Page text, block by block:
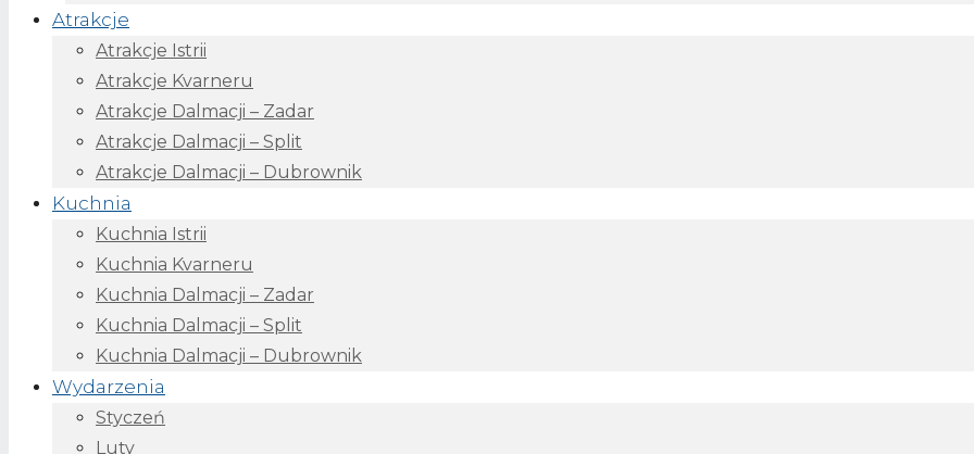
Atrakcje
Atrakcje Istrii
Atrakcje Kvarneru
Atrakcje Dalmacji – Zadar
Atrakcje Dalmacji – Split
Atrakcje Dalmacji – Dubrownik
Kuchnia
Kuchnia Istrii
Kuchnia Kvarneru
Kuchnia Dalmacji – Zadar
Kuchnia Dalmacji – Split
Kuchnia Dalmacji – Dubrownik
Wydarzenia
Styczeń
Luty